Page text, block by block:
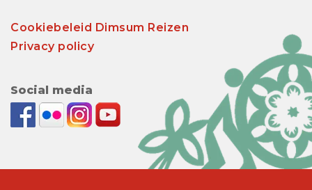
Cookiebeleid Dimsum Reizen
Privacy policy
Social media